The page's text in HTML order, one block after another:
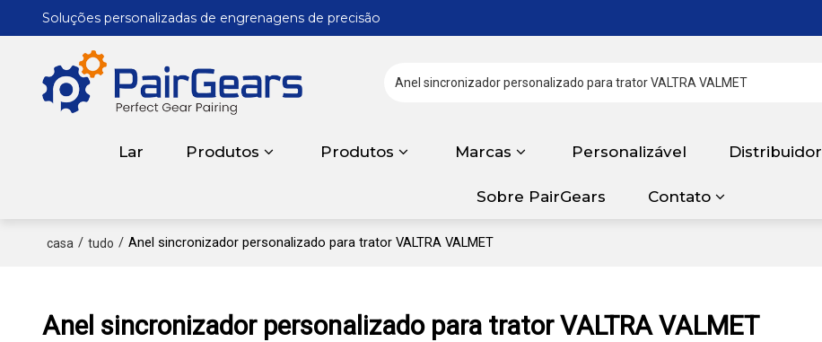
Soluções personalizadas de engrenagens de precisão
Lar Produtos Produtos Marcas Personalizável Distribuidor
Sobre PairGears Contato
casa / tudo / Anel sincronizador personalizado para trator VALTRA VALMET
Anel sincronizador personalizado para trator VALTRA VALMET